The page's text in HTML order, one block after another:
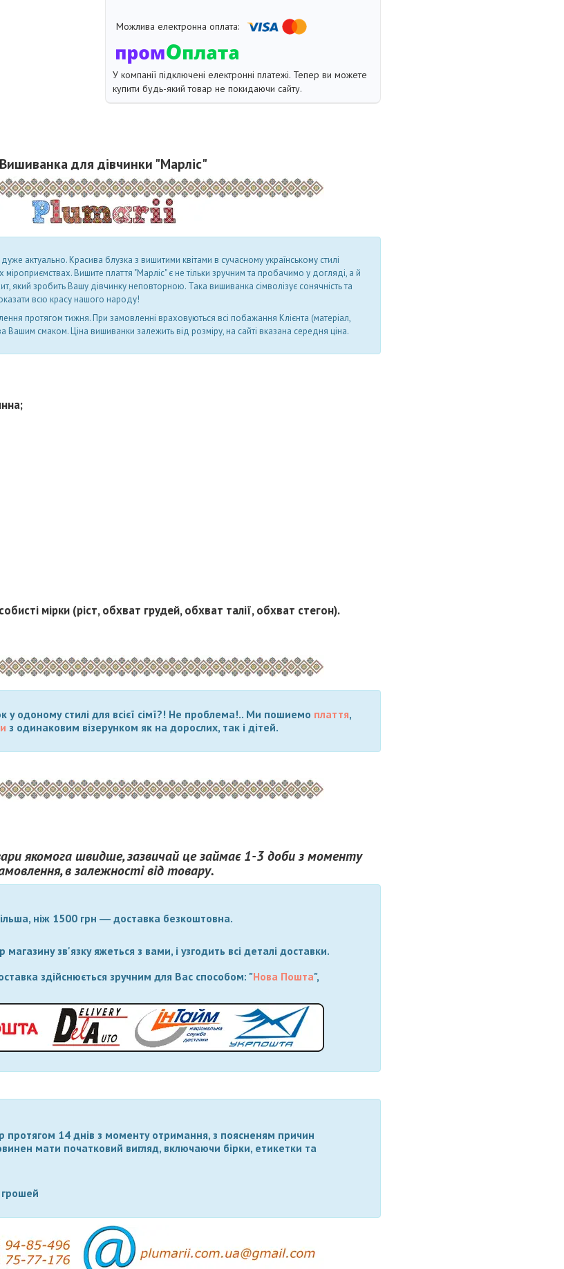
У компанії підключені електронні платежі. Тепер ви можете
купити будь-який товар не покидаючи сайту.
Вишиванка для дівчинки "Марліс"
актуально. Красива блузка з вишитими квітами в сучасному українському стилі
Вишите плаття "Марліс" є не тільки зручним та пробачимо у догляді, а й
який зробить Вашу дівчинку неповторною. Така вишиванка сімволізує сонячність та
всю красу нашого народу!
протягом тижня. При замовленні враховуються всі побажання Клієнта (матеріал,
Вашим смаком. Ціна вишиванки залежить від розміру, на сайті вказана середня ціна.
мірки (ріст, обхват грудей, обхват талії, обхват стегон).
одоному стилі для всієї сімї?! Не проблема!.. Ми пошиемо плаття,
з одинаковим візерунком як на дорослих, так і дітей.
якомога швидше, зазвичай це займає 1-3 доби з моменту
в залежності від товару.
ніж 1500 грн ― доставка безкоштовна.
зв'язку яжеться з вами, і узгодить всі деталі доставки.
здійснюється зручним для Вас способом: "Нова Пошта",
14 днів з моменту отримання, з поясненям причин
мати початковий вигляд, включаючи бірки, етикетки та